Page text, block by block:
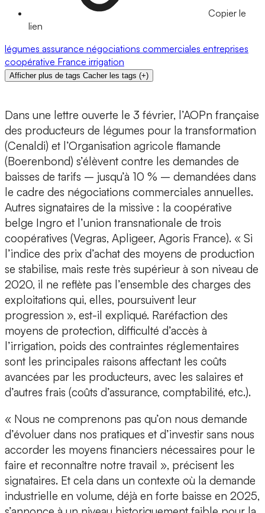
Copier le
lien
légumes assurance négociations commerciales entreprises
coopérative France irrigation
Afficher plus de tags Cacher les tags (+)
Dans une lettre ouverte le 3 février, l’AOPn française
des producteurs de légumes pour la transformation
(Cenaldi) et l’Organisation agricole flamande
(Boerenbond) s’élèvent contre les demandes de
baisses de tarifs – jusqu’à 10 % – demandées dans
le cadre des négociations commerciales annuelles.
Autres signataires de la missive : la coopérative
belge Ingro et l’union transnationale de trois
coopératives (Vegras, Apligeer, Agoris France). « Si
l’indice des prix d’achat des moyens de production
se stabilise, mais reste très supérieur à son niveau de
2020, il ne reflète pas l’ensemble des charges des
exploitations qui, elles, poursuivent leur
progression », est-il expliqué. Raréfaction des
moyens de protection, difficulté d’accès à
l’irrigation, poids des contraintes réglementaires
sont les principales raisons affectant les coûts
avancées par les producteurs, avec les salaires et
d’autres frais (coûts d’assurance, comptabilité, etc.).
« Nous ne comprenons pas qu’on nous demande
d’évoluer dans nos pratiques et d’investir sans nous
accorder les moyens financiers nécessaires pour le
faire et reconnaître notre travail », précisent les
signataires. Et cela dans un contexte où la demande
industrielle en volume, déjà en forte baisse en 2025,